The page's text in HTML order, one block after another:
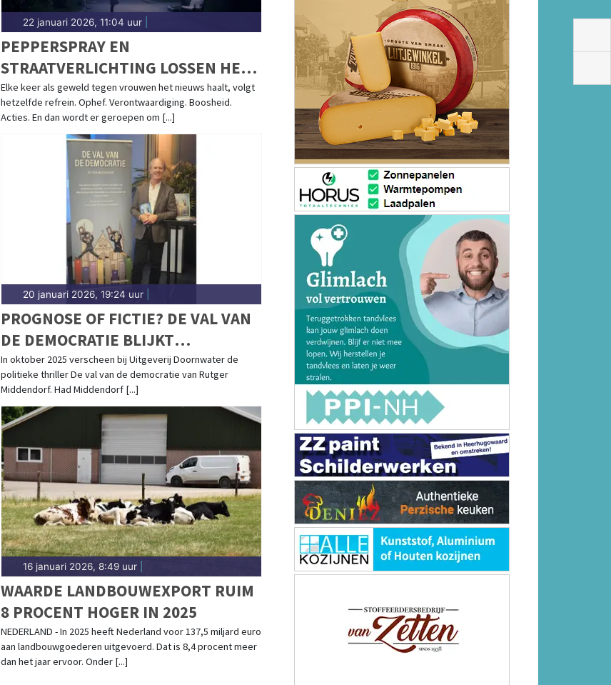
22 januari 2026, 11:04 uur|
PEPPERSPRAY EN
STRAATVERLICHTING LOSSEN HET
NIET OP
Elke keer als geweld tegen vrouwen het nieuws haalt, volgt
hetzelfde refrein. Ophef. Verontwaardiging. Boosheid.
Acties. En dan wordt er geroepen om [...]
20 januari 2026, 19:24 uur|
PROGNOSE OF FICTIE? DE VAL VAN
DE DEMOCRATIE BLIJKT
INGRIJPEND
In oktober 2025 verscheen bij Uitgeverij Doornwater de
politieke thriller De val van de democratie van Rutger
Middendorf. Had Middendorf [...]
16 januari 2026, 8:49 uur|
WAARDE LANDBOUWEXPORT RUIM
8 PROCENT HOGER IN 2025
NEDERLAND - In 2025 heeft Nederland voor 137,5 miljard euro
aan landbouwgoederen uitgevoerd. Dat is 8,4 procent meer
dan het jaar ervoor. Onder [...]